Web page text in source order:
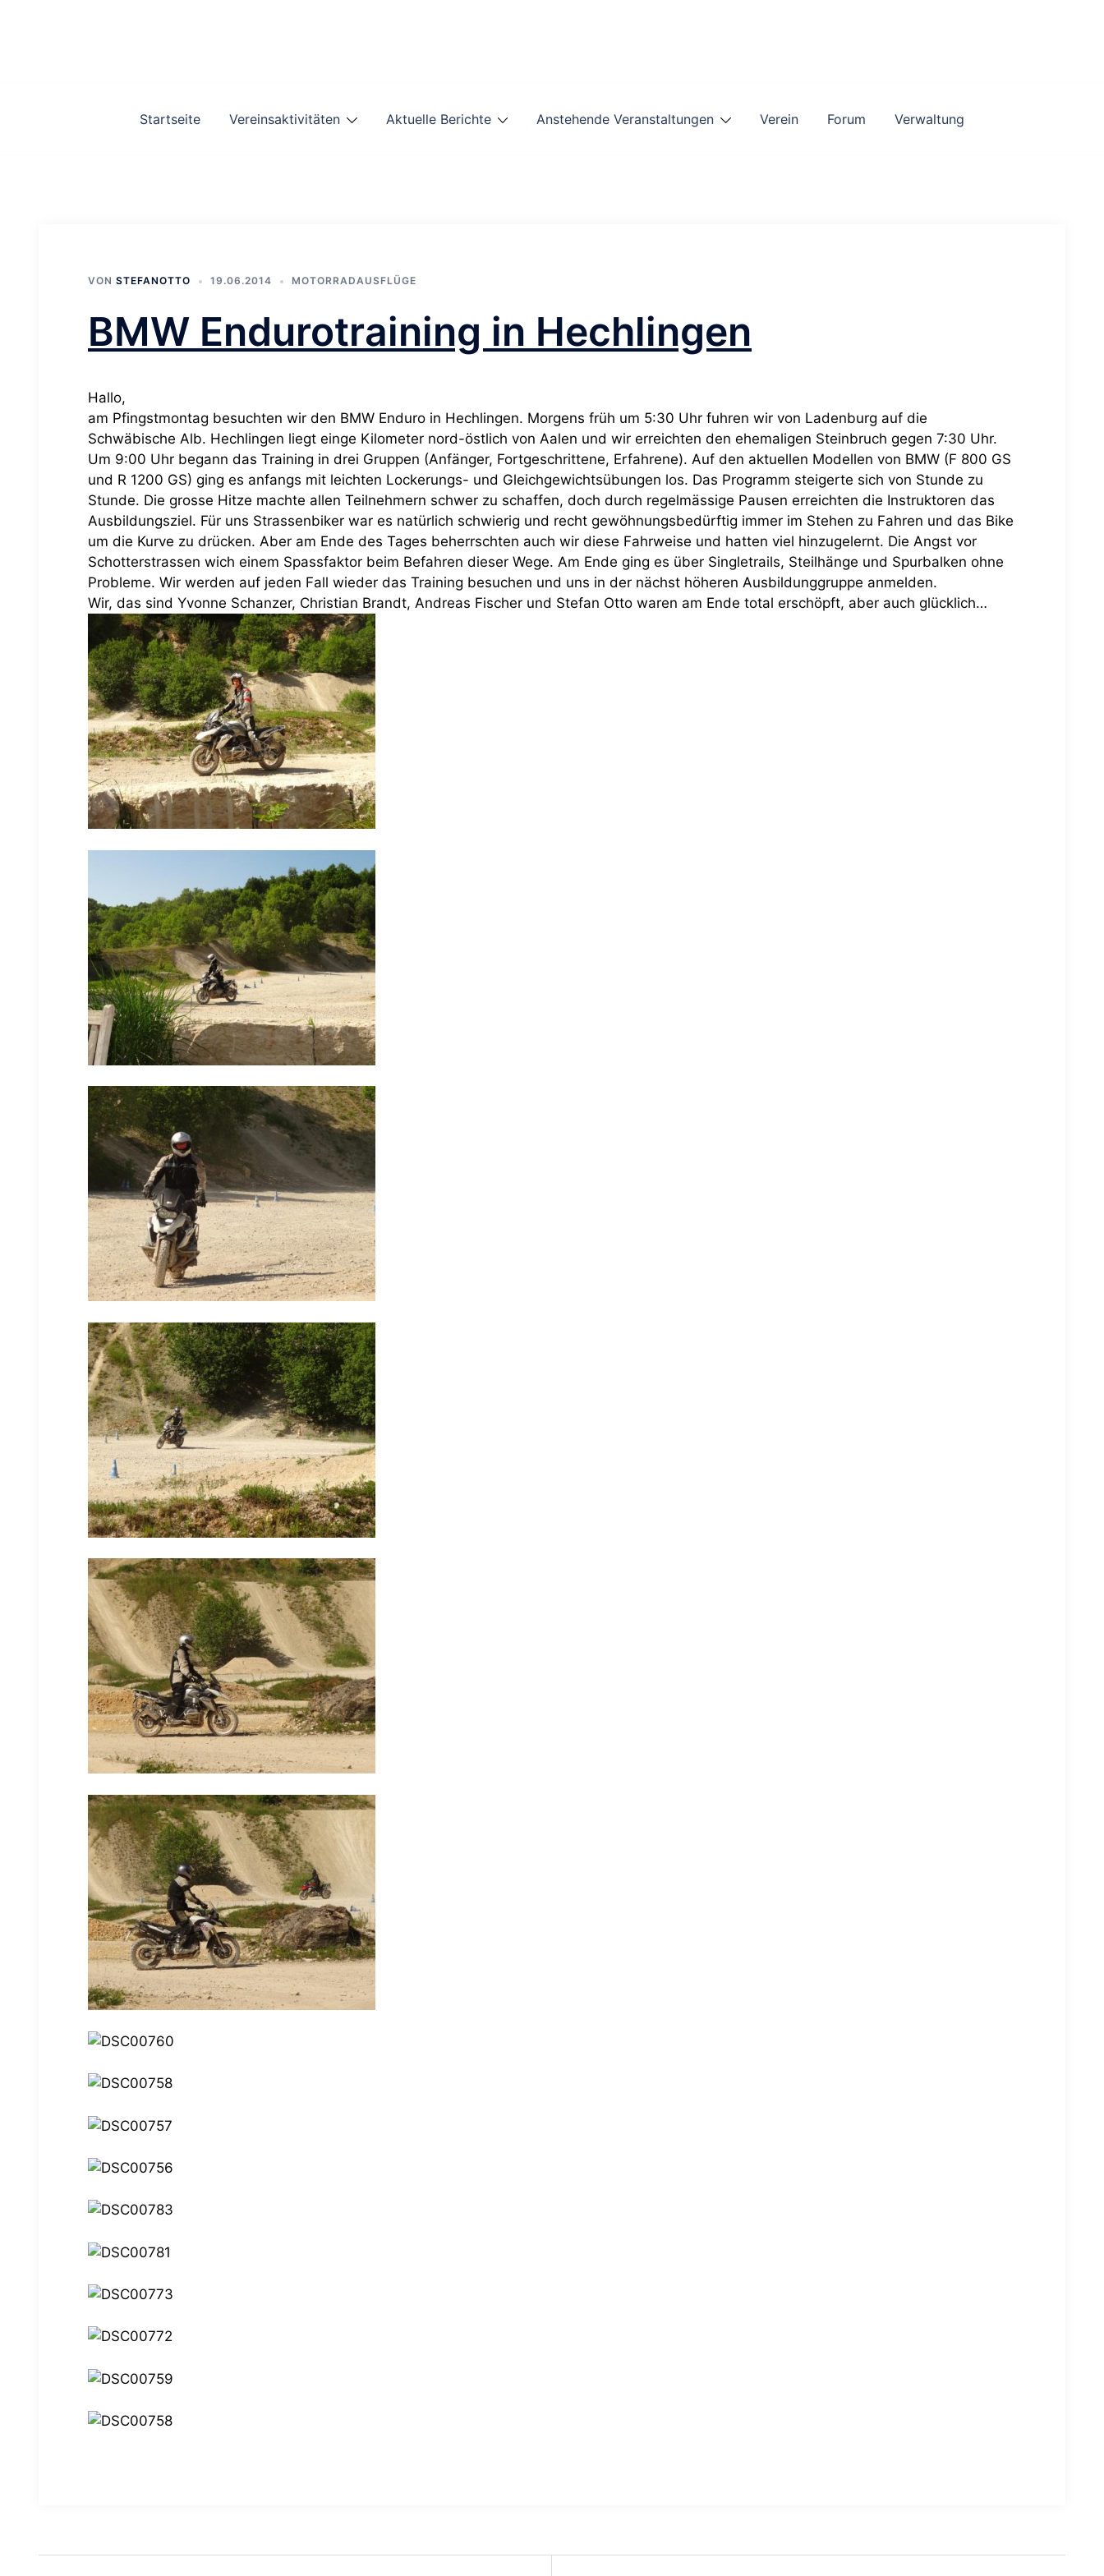
Startseite Vereinsaktivitäten Aktuelle Berichte Anstehende Veranstaltungen Verein Forum Verwaltung
VON STEFANOTTO 19.06.2014 MOTORRADAUSFLÜGE
BMW Endurotraining in Hechlingen
Hallo,
am Pfingstmontag besuchten wir den BMW Enduro in Hechlingen. Morgens früh um 5:30 Uhr fuhren wir von Ladenburg auf die
Schwäbische Alb. Hechlingen liegt einge Kilometer nord-östlich von Aalen und wir erreichten den ehemaligen Steinbruch gegen 7:30 Uhr.
Um 9:00 Uhr begann das Training in drei Gruppen (Anfänger, Fortgeschrittene, Erfahrene). Auf den aktuellen Modellen von BMW (F 800 GS
und R 1200 GS) ging es anfangs mit leichten Lockerungs- und Gleichgewichtsübungen los. Das Programm steigerte sich von Stunde zu
Stunde. Die grosse Hitze machte allen Teilnehmern schwer zu schaffen, doch durch regelmässige Pausen erreichten die Instruktoren das
Ausbildungsziel. Für uns Strassenbiker war es natürlich schwierig und recht gewöhnungsbedürftig immer im Stehen zu Fahren und das Bike
um die Kurve zu drücken. Aber am Ende des Tages beherrschten auch wir diese Fahrweise und hatten viel hinzugelernt. Die Angst vor
Schotterstrassen wich einem Spassfaktor beim Befahren dieser Wege. Am Ende ging es über Singletrails, Steilhänge und Spurbalken ohne
Probleme. Wir werden auf jeden Fall wieder das Training besuchen und uns in der nächst höheren Ausbildunggruppe anmelden.
Wir, das sind Yvonne Schanzer, Christian Brandt, Andreas Fischer und Stefan Otto waren am Ende total erschöpft, aber auch glücklich…